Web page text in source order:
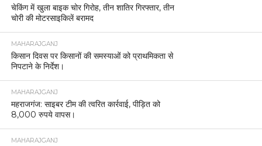
चेकिंग में खुला बाइक चोर गिरोह, तीन शातिर गिरफ्तार, तीन
चोरी की मोटरसाइकिलें बरामद
MAHARAJGANJ
किसान दिवस पर किसानों की समस्याओं को प्राथमिकता से
निपटाने के निर्देश।
MAHARAJGANJ
महराजगंज: साइबर टीम की त्वरित कार्रवाई, पीड़ित को
8,000 रुपये वापस।
MAHARAJGANJ